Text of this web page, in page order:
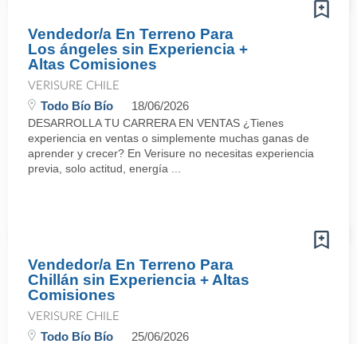
Vendedor/a En Terreno Para
Los ángeles sin Experiencia +
Altas Comisiones
VERISURE CHILE
Todo Bío Bío 18/06/2026
DESARROLLA TU CARRERA EN VENTAS ¿Tienes
experiencia en ventas o simplemente muchas ganas de
aprender y crecer? En Verisure no necesitas experiencia
previa, solo actitud, energía ...
Vendedor/a En Terreno Para
Chillán sin Experiencia + Altas
Comisiones
VERISURE CHILE
Todo Bío Bío 25/06/2026